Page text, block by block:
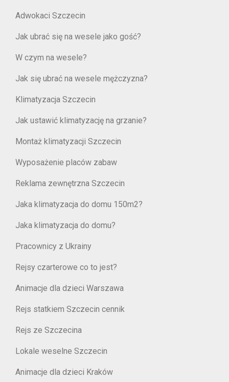
Adwokaci Szczecin
Jak ubrać się na wesele jako gość?
W czym na wesele?
Jak się ubrać na wesele mężczyzna?
Klimatyzacja Szczecin
Jak ustawić klimatyzację na grzanie?
Montaż klimatyzacji Szczecin
Wyposażenie placów zabaw
Reklama zewnętrzna Szczecin
Jaka klimatyzacja do domu 150m2?
Jaka klimatyzacja do domu?
Pracownicy z Ukrainy
Rejsy czarterowe co to jest?
Animacje dla dzieci Warszawa
Rejs statkiem Szczecin cennik
Rejs ze Szczecina
Lokale weselne Szczecin
Animacje dla dzieci Kraków